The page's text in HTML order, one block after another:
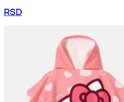
RSD